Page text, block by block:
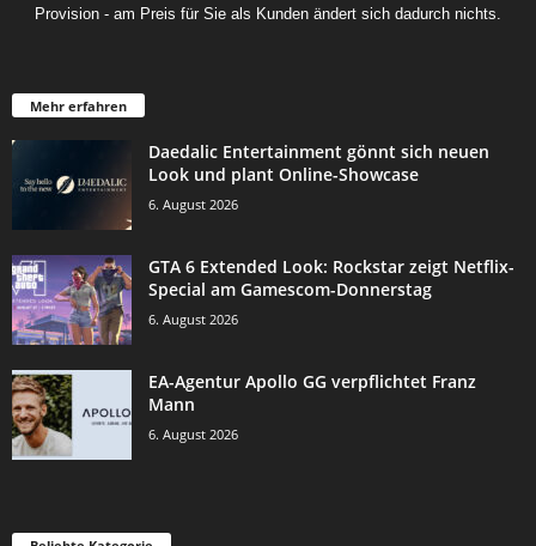
Provision - am Preis für Sie als Kunden ändert sich dadurch nichts.
Mehr erfahren
Daedalic Entertainment gönnt sich neuen
Look und plant Online-Showcase
6. August 2026
GTA 6 Extended Look: Rockstar zeigt Netflix-
Special am Gamescom-Donnerstag
6. August 2026
EA-Agentur Apollo GG verpflichtet Franz
Mann
6. August 2026